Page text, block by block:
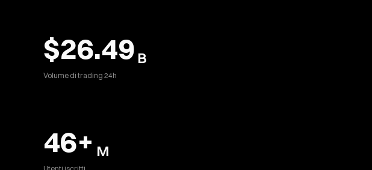
$26.49 B
Volume di trading 24h
46+ M